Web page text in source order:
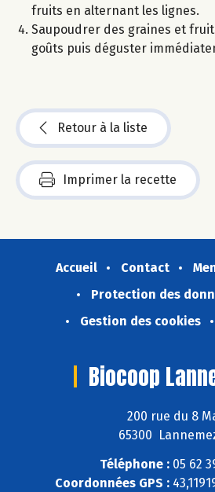
fruits en alternant les lignes.
Saupoudrer des graines et
goûts puis déguster
Retour à la liste
Imprimer la recette
Accueil Contact
Protection des
Gestion des cookies
Biocoop
200 rue du 8
65300
Téléphone :05 62
Coordonnées GPS :